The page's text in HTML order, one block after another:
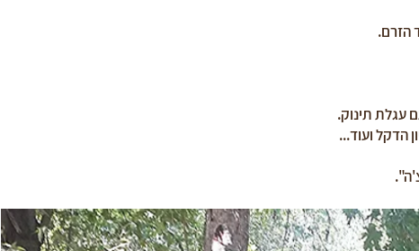
הזרם.
עגלת תינוק.
הדקל ועוד...